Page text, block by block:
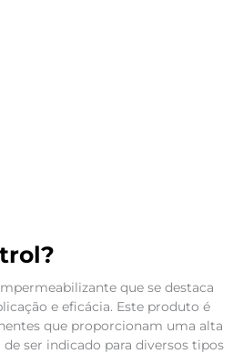
que se destaca
e eficácia. Este produto é
que proporcionam uma alta
ser indicado para diversos tipos